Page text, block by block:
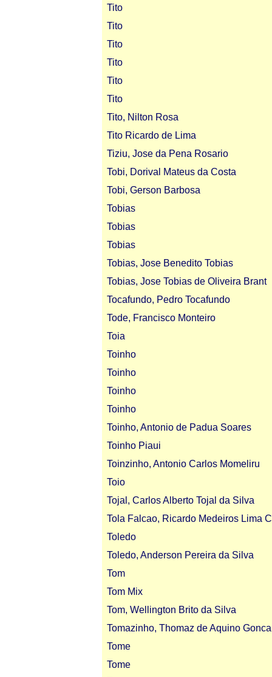
Tito
Tito
Tito
Tito
Tito
Tito
Tito, Nilton Rosa
Tito Ricardo de Lima
Tiziu, Jose da Pena Rosario
Tobi, Dorival Mateus da Costa
Tobi, Gerson Barbosa
Tobias
Tobias
Tobias
Tobias, Jose Benedito Tobias
Tobias, Jose Tobias de Oliveira Brant
Tocafundo, Pedro Tocafundo
Tode, Francisco Monteiro
Toia
Toinho
Toinho
Toinho
Toinho
Toinho, Antonio de Padua Soares
Toinho Piaui
Toinzinho, Antonio Carlos Momeliru
Toio
Tojal, Carlos Alberto Tojal da Silva
Tola Falcao, Ricardo Medeiros Lima
Toledo
Toledo, Anderson Pereira da Silva
Tom
Tom Mix
Tom, Wellington Brito da Silva
Tomazinho, Thomaz de Aquino
Tome
Tome